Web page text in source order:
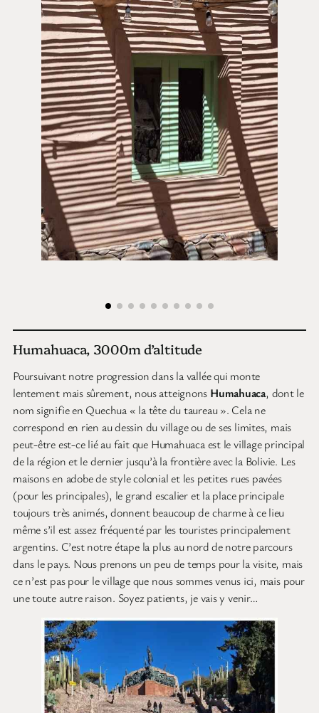
Humahuaca, 3000m d’altitude
Poursuivant notre progression dans la vallée qui monte
lentement mais sûrement, nous atteignons Humahuaca, dont le
nom signifie en Quechua « la tête du taureau ». Cela ne
correspond en rien au dessin du village ou de ses limites, mais
peut-être est-ce lié au fait que Humahuaca est le village principal
de la région et le dernier jusqu’à la frontière avec la Bolivie. Les
maisons en adobe de style colonial et les petites rues pavées
(pour les principales), le grand escalier et la place principale
toujours très animés, donnent beaucoup de charme à ce lieu
même s’il est assez fréquenté par les touristes principalement
argentins. C’est notre étape la plus au nord de notre parcours
dans le pays. Nous prenons un peu de temps pour la visite, mais
ce n’est pas pour le village que nous sommes venus ici, mais pour
une toute autre raison. Soyez patients, je vais y venir…